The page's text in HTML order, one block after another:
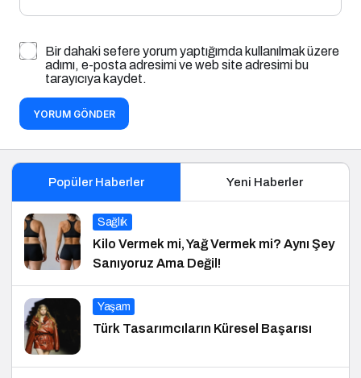
Bir dahaki sefere yorum yaptığımda kullanılmak üzere
adımı, e-posta adresimi ve web site adresimi bu
tarayıcıya kaydet.
YORUM GÖNDER
Popüler Haberler Yeni Haberler
Sağlık
Kilo Vermek mi, Yağ Vermek mi? Aynı Şey
Sanıyoruz Ama Değil!
Yaşam
Türk Tasarımcıların Küresel Başarısı